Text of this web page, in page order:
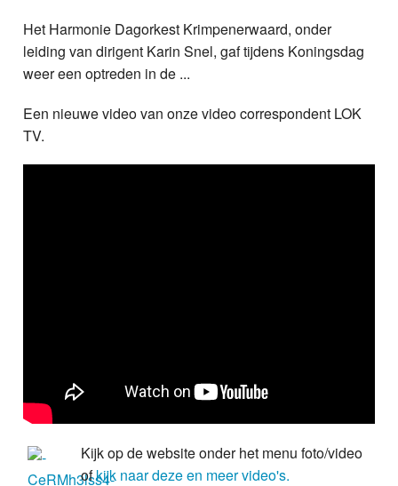
Video
Webcam
Info
Het Harmonie Dagorkest Krimpenerwaard, onder
leiding van dirigent Karin Snel, gaf tijdens Koningsdag
weer een optreden in de ...
Een nieuwe video van onze video correspondent LOK
TV.
Kijk op de website onder het menu foto/video
ofkijk naar deze en meer video's.